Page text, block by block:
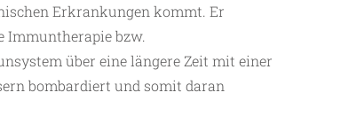
Erkrankungen kommt. Er
Immuntherapie bzw.
über eine längere Zeit mit einer
bombardiert und somit daran